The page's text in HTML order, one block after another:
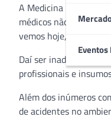
Eventos
A Medicina possui
médicos não poupam
vemos hoje, quando,
Daí ser inadmissível
profissionais e
Além dos inúmeros
de acidentes no